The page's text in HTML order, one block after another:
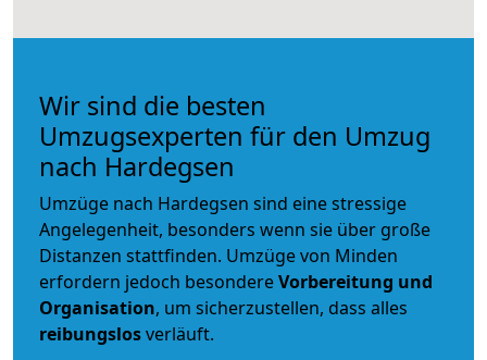
Wir sind die besten
Umzugsexperten für den Umzug
nach Hardegsen
Umzüge nach Hardegsen sind eine stressige
Angelegenheit, besonders wenn sie über große
Distanzen stattfinden. Umzüge von Minden
erfordern jedoch besondereVorbereitung und
Organisation, um sicherzustellen, dass alles
reibungslosverläuft.